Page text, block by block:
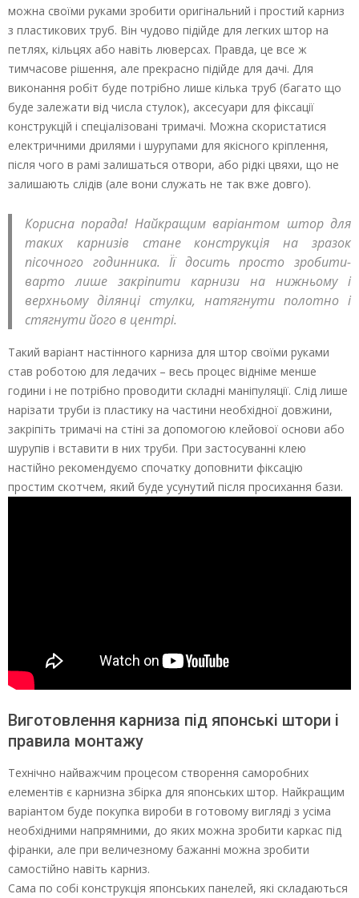
можна своїми руками зробити оригінальний і простий карниз
з пластикових труб. Він чудово підійде для легких штор на
петлях, кільцях або навіть люверсах. Правда, це все ж
тимчасове рішення, але прекрасно підійде для дачі. Для
виконання робіт буде потрібно лише кілька труб (багато що
буде залежати від числа стулок), аксесуари для фіксації
конструкцій і спеціалізовані тримачі. Можна скористатися
електричними дрилями і шурупами для якісного кріплення,
після чого в рамі залишаться отвори, або рідкі цвяхи, що не
залишають слідів (але вони служать не так вже довго).
Корисна порада! Найкращим варіантом штор для
таких карнизів стане конструкція на зразок
пісочного годинника. Її досить просто зробити-
варто лише закріпити карнизи на нижньому і
верхньому ділянці стулки, натягнути полотно і
стягнути його в центрі.
Такий варіант настінного карниза для штор своїми руками
став роботою для ледачих – весь процес відніме менше
години і не потрібно проводити складні маніпуляції. Слід лише
нарізати труби із пластику на частини необхідної довжини,
закріпіть тримачі на стіні за допомогою клейової основи або
шурупів і вставити в них труби. При застосуванні клею
настійно рекомендуємо спочатку доповнити фіксацію
простим скотчем, який буде усунутий після просихання бази.
Виготовлення карниза під японські штори і
правила монтажу
Технічно найважчим процесом створення саморобних
елементів є карнизна збірка для японських штор. Найкращим
варіантом буде покупка вироби в готовому вигляді з усіма
необхідними напрямними, до яких можна зробити каркас під
фіранки, але при величезному бажанні можна зробити
самостійно навіть карниз.
Сама по собі конструкція японських панелей, які складаються